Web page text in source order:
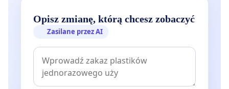
Opisz zmianę, którą chcesz zobaczyć
Zasilane przez AI